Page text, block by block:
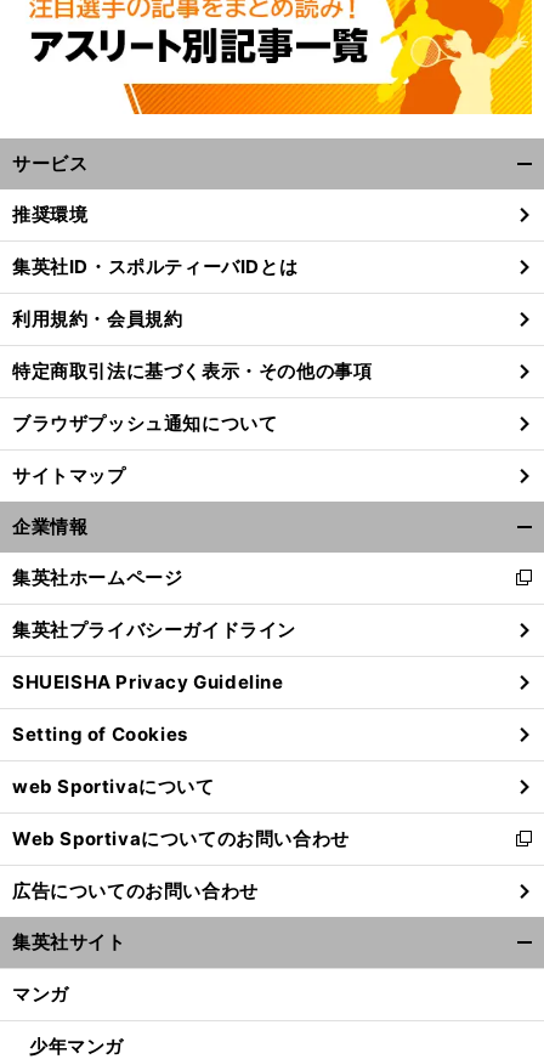
前
サービス
閉
る
推奨環境
集英社ID・スポルティーバIDとは
利用規約・会員規約
特定商取引法に基づく表示・その他の事項
ブラウザプッシュ通知について
サイトマップ
企業情報
閉
る
集英社ホームページ
新
し
い
ウ
ィ
ン
ド
ウ
で
開
く
集英社プライバシーガイドライン
SHUEISHA Privacy Guideline
Setting of Cookies
web Sportivaについて
Web Sportivaについてのお問い合わせ
新
し
い
ウ
ィ
ン
ウ
広告についてのお問い合わせ
集英社サイト
マンガ
少年マンガ